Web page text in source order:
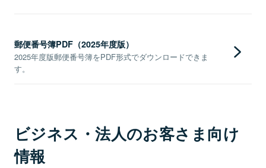
郵便番号簿PDF（2025年度版）
2025年度版郵便番号簿をPDF形式でダウンロードできま
す。
ビジネス・法人のお客さま向け
情報